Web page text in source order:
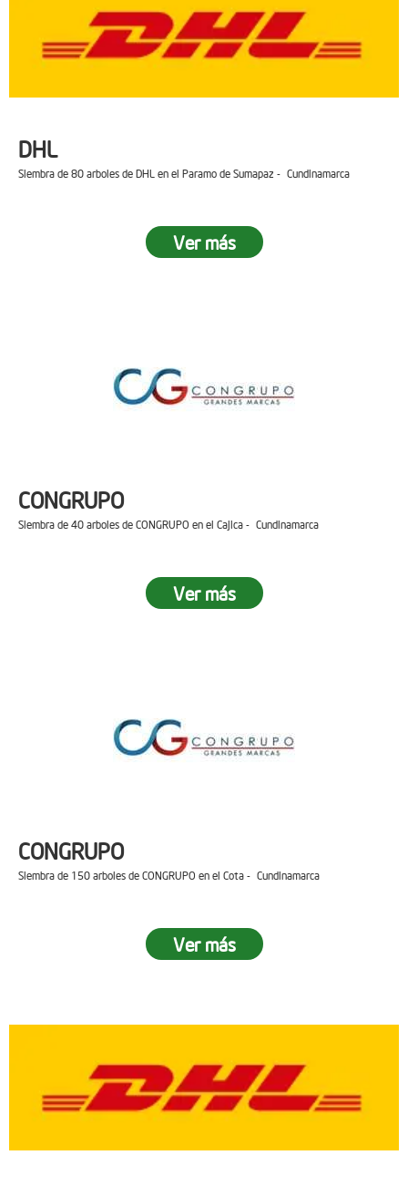
DHL
Siembra de 80 arboles de DHL en el Paramo de Sumapaz - Cundinamarca
Ver más
CONGRUPO
Siembra de 40 arboles de CONGRUPO en el Cajica - Cundinamarca
Ver más
CONGRUPO
Siembra de 150 arboles de CONGRUPO en el Cota - Cundinamarca
Ver más